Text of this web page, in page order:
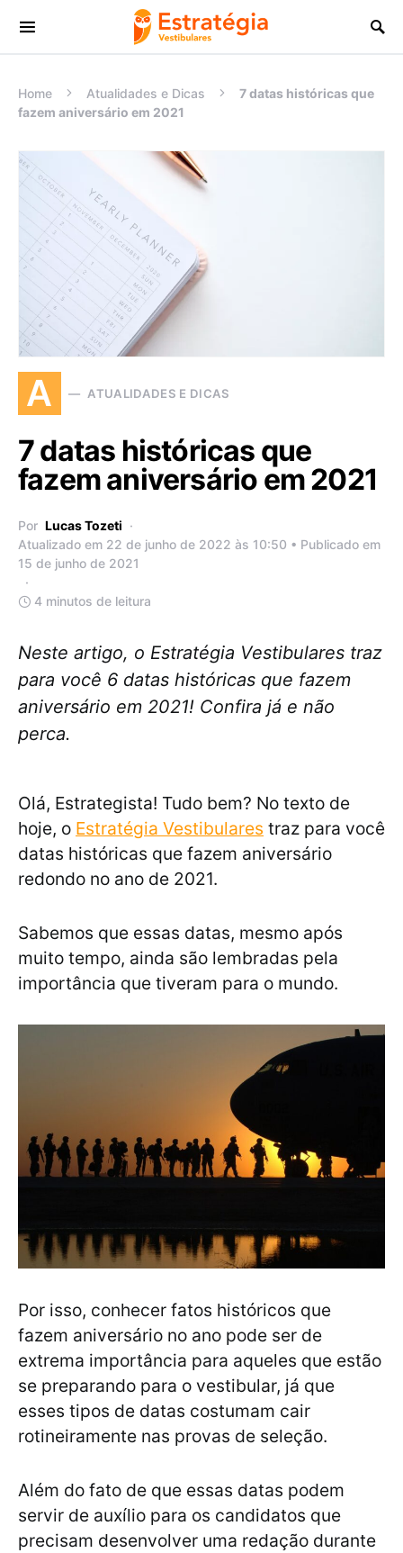
Procurar:
Home Atualidades e Dicas
7 datas históricas que
fazem aniversário em 2021
A ATUALIDADES E DICAS
7 datas históricas que
fazem aniversário em 2021
Por Lucas Tozeti
Atualizado em 22 de junho de 2022 às 10:50 • Publicado em
15 de junho de 2021
4 minutos de leitura
Neste artigo, o Estratégia Vestibulares traz
para você 6 datas históricas que fazem
aniversário em 2021! Confira já e não
perca.
Olá, Estrategista! Tudo bem? No texto de
hoje, o Estratégia Vestibulares traz para você
datas históricas que fazem aniversário
redondo no ano de 2021.
Sabemos que essas datas, mesmo após
muito tempo, ainda são lembradas pela
importância que tiveram para o mundo.
Por isso, conhecer fatos históricos que
fazem aniversário no ano pode ser de
extrema importância para aqueles que estão
se preparando para o vestibular, já que
esses tipos de datas costumam cair
rotineiramente nas provas de seleção.
Além do fato de que essas datas podem
servir de auxílio para os candidatos que
precisam desenvolver uma redação durante